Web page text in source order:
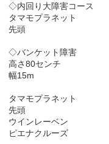
◇内回り大障害コース
タマモプラネット
先頭
◇バンケット障害
高さ80センチ
幅15m
タマモプラネット
先頭
ウインレーベン
ピエナクルーズ